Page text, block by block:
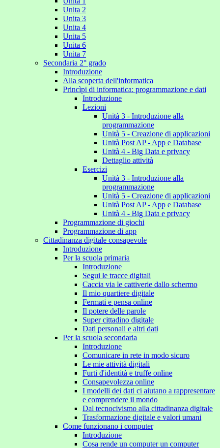
Unita 2
Unita 3
Unita 4
Unita 5
Unita 6
Unita 7
Secondaria 2° grado
Introduzione
Alla scoperta dell'informatica
Princìpi di informatica: programmazione e dati
Introduzione
Lezioni
Unità 3 - Introduzione alla
programmazione
Unità 5 - Creazione di applicazioni
Unità Post AP - App e Database
Unità 4 - Big Data e privacy
Dettaglio attività
Esercizi
Unità 3 - Introduzione alla
programmazione
Unità 5 - Creazione di applicazioni
Unità Post AP - App e Database
Unità 4 - Big Data e privacy
Programmazione di giochi
Programmazione di app
Cittadinanza digitale consapevole
Introduzione
Per la scuola primaria
Introduzione
Segui le tracce digitali
Caccia via le cattiverie dallo schermo
Il mio quartiere digitale
Fermati e pensa online
Il potere delle parole
Super cittadino digitale
Dati personali e altri dati
Per la scuola secondaria
Introduzione
Comunicare in rete in modo sicuro
Le mie attività digitali
Furti d'identità e truffe online
Consapevolezza online
I modelli dei dati ci aiutano a rappresentare
e comprendere il mondo
Dal tecnocivismo alla cittadinanza digitale
Trasformazione digitale e valori umani
Come funzionano i computer
Introduzione
Cosa rende un computer un computer